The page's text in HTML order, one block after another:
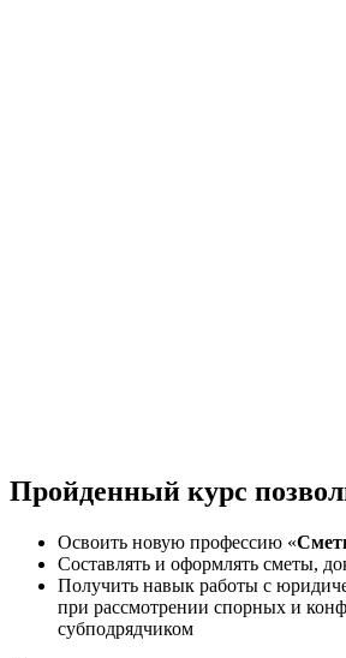
Пройденный курс
Освоить новую профессию «
Составлять и оформлять сметы,
Получить навык работы с
при рассмотрении спорных и
субподрядчиком